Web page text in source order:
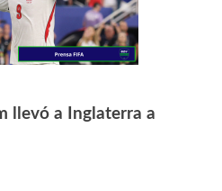
llevó a Inglaterra a